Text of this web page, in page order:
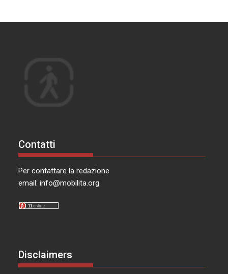
Contatti
Per contattare la redazione
email:info@mobilita.org
Disclaimers